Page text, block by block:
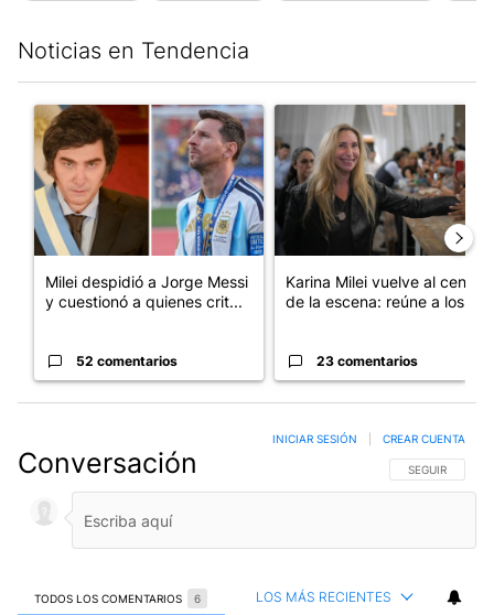
Noticias en Tendencia
Un artículo de tendencia con el título "Milei despidió a Jorge
Milei despidió a Jorge Messi
y cuestionó a quienes crit...
52 comentarios
Un artículo de tendencia
Karina Milei vuelve al centro
de la escena: reúne a los...
23 comentarios
Conversación SIGA ESTA
SEGUIR
INICIAR SESIÓN CREAR CUENTA
TODOS LOS COMENTARIOS 6 LOS MÁS RECIENTES